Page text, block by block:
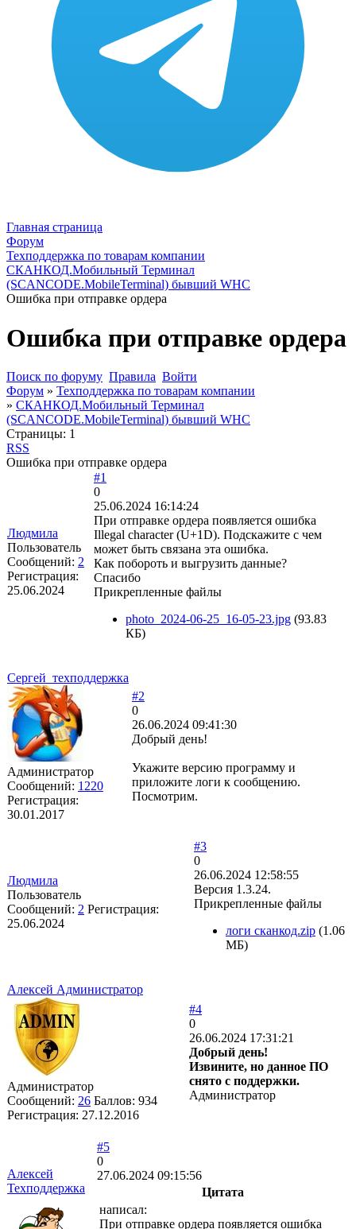
Главная страница
Форум
Техподдержка по товарам компании
СКАНКОД.Мобильный Терминал
(SCANCODE.MobileTerminal) бывший WHC
Ошибка при отправке ордера
Ошибка при отправке ордера
Поиск по форуму Правила Войти
Форум » Техподдержка по товарам компании
» СКАНКОД.Мобильный Терминал
(SCANCODE.MobileTerminal) бывший WHC
Страницы: 1
RSS
Ошибка при отправке ордера
Людмила
Пользователь
Сообщений: 2
Регистрация:
25.06.2024
#1
0
25.06.2024 16:14:24
При отправке ордера появляется ошибка
Illegal character (U+1D). Подскажите с чем
может быть связана эта ошибка.
Как побороть и выгрузить данные?
Спасибо
Прикрепленные файлы
photo_2024-06-25_16-05-23.jpg (93.83
КБ)
Сергей_техподдержка
Администратор
Сообщений: 1220
Регистрация:
30.01.2017
#2
0
26.06.2024 09:41:30
Добрый день!
Укажите версию программу и
приложите логи к сообщению.
Посмотрим.
Людмила
Пользователь
Сообщений: 2 Регистрация:
25.06.2024
#3
0
26.06.2024 12:58:55
Версия 1.3.24.
Прикрепленные файлы
логи сканкод.zip (1.06
МБ)
Алексей Администратор
Администратор
Сообщений: 26 Баллов: 934
Регистрация: 27.12.2016
#4
0
26.06.2024 17:31:21
Добрый день!
Извините, но данное ПО
снято с поддержки.
Администратор
Алексей
Техподдержка
#5
0
27.06.2024 09:15:56
Цитата
написал:
При отправке ордера появляется ошибка